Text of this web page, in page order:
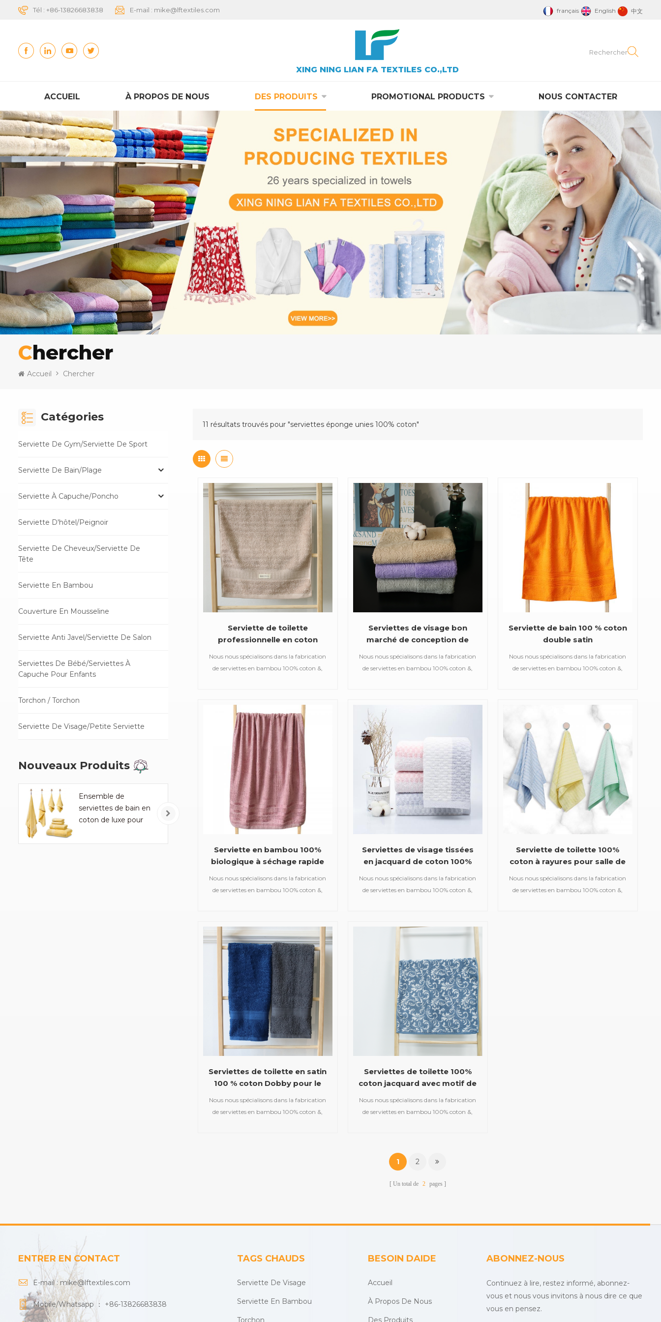
français English 中文
Tél : +86-13826683838 E-mail : mike@lftextiles.com
XING NING LIAN FA TEXTILES CO.,LTD
ACCUEIL À PROPOS DE NOUS DES PRODUITS PROMOTIONAL PRODUCTS NOUS CONTACTER
Chercher
Accueil Chercher
Catégories
Serviette De Gym/serviette De Sport
Serviette De Bain/plage
Serviette À Capuche/poncho
Serviette D'hôtel/peignoir
Serviette De Cheveux/Serviette De
Tête
Serviette En Bambou
Couverture En Mousseline
Serviette Anti Javel/serviette De Salon
Serviettes De Bébé/Serviettes À
Capuche Pour Enfants
Torchon / Torchon
Serviette De Visage/Petite Serviette
Nouveaux Produits
Ensemble de
serviettes de bain en
coton de luxe pour
11 résultats trouvés pour "serviettes éponge unies 100% coton"
Serviette de toilette
professionnelle en coton
Nous nous spécialisons dans la fabrication
de serviettes en bambou 100% coton &,
serviettes à capuche brodées, des serviettes
de plage imprimées, des couvertures en
mousseline pour bébé, des peignoirs, etc.
Serviettes de visage bon
marché de conception de
Nous nous spécialisons dans la fabrication
de serviettes en bambou 100% coton &,
serviettes à capuche brodées, des serviettes
de plage imprimées, des couvertures en
mousseline pour bébé, des peignoirs, etc.
Serviette de bain 100 % coton
double satin
Nous nous spécialisons dans la fabrication
de serviettes en bambou 100% coton &,
serviettes à capuche brodées, des serviettes
de plage imprimées, des couvertures en
mousseline pour bébé, des peignoirs, etc.
Serviette en bambou 100%
biologique à séchage rapide
Nous nous spécialisons dans la fabrication
de serviettes en bambou 100% coton &,
serviettes à capuche brodées, des serviettes
de plage imprimées, des couvertures en
mousseline pour bébé, des peignoirs, etc.
Serviettes de visage tissées
en jacquard de coton 100%
Nous nous spécialisons dans la fabrication
de serviettes en bambou 100% coton &,
serviettes à capuche brodées, des serviettes
de plage imprimées, des couvertures en
Serviette de toilette 100%
coton à rayures pour salle de
Nous nous spécialisons dans la fabrication
de serviettes en bambou 100% coton &,
Serviettes de toilette en satin
100 % coton Dobby pour le
Nous nous spécialisons dans la fabrication
de serviettes en bambou 100% coton &,
Serviettes de toilette 100%
coton jacquard avec motif de
Nous nous spécialisons dans la fabrication
de serviettes en bambou 100% coton &,
de plage imprimées, des couvertures en
mousseline pour bébé, des peignoirs, etc.
1 2
Un total de 2 pages
ENTRER EN CONTACT
E-mail : mike@lftextiles.com
Mobile/Whatsapp ： +86-13826683838
TAGS CHAUDS
Serviette De Visage
Serviette En Bambou
BESOIN DAIDE
Accueil
À Propos De Nous
ABONNEZ-NOUS
Continuez à lire, restez informé, abonnez-
vous et nous vous invitons à nous dire ce que
vous en pensez.